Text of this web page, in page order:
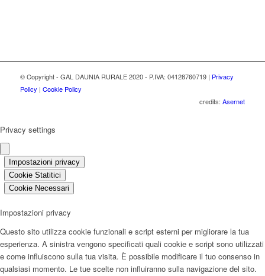
© Copyright - GAL DAUNIA RURALE 2020 - P.IVA: 04128760719 | Privacy
Policy | Cookie Policy
credits:Asernet
Privacy settings
Impostazioni privacy
Cookie Statitici
Cookie Necessari
Impostazioni privacy
Questo sito utilizza cookie funzionali e script esterni per migliorare la tua
esperienza. A sinistra vengono specificati quali cookie e script sono utilizzati
e come influiscono sulla tua visita. È possibile modificare il tuo consenso in
qualsiasi momento. Le tue scelte non influiranno sulla navigazione del sito.